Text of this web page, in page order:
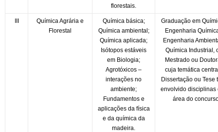
florestais.
Química Agrária e
Florestal
Química básica;
Química ambiental;
Química aplicada;
Isótopos estáveis
em Biologia;
Agrotóxicos –
interações no
ambiente;
Fundamentos e
aplicações da física
e da química da
madeira.
Graduação em
Engenharia
Engenharia
Química Industrial,
Mestrado ou
cuja temática
Dissertação ou Tese
envolvido disciplinas
área do